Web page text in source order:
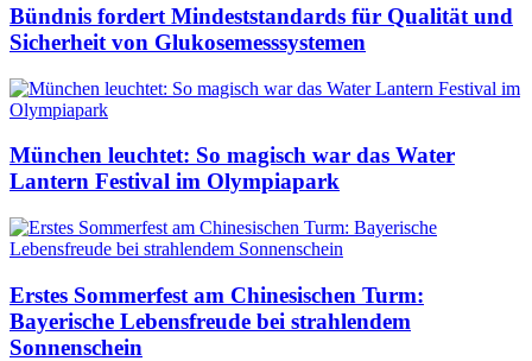
Bündnis fordert Mindeststandards für Qualität und
Sicherheit von Glukosemesssystemen
München leuchtet: So magisch war das Water
Lantern Festival im Olympiapark
Erstes Sommerfest am Chinesischen Turm:
Bayerische Lebensfreude bei strahlendem
Sonnenschein